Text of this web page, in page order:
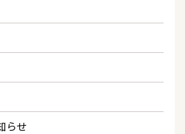
らせ